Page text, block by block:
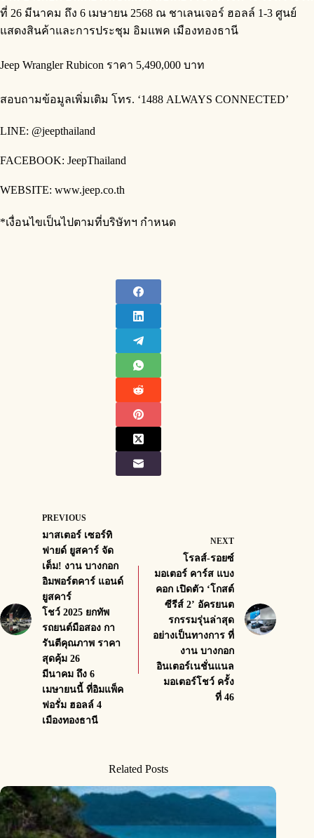
ที่ 26 มีนาคม ถึง 6 เมษายน 2568 ณ ชาเลนเจอร์ ฮอลล์ 1-3 ศูนย์
แสดงสินค้าและการประชุม อิมแพค เมืองทองธานี
Jeep Wrangler Rubicon ราคา 5,490,000 บาท
สอบถามข้อมูลเพิ่มเติม โทร. ‘1488 ALWAYS CONNECTED’
LINE: @jeepthailand
FACEBOOK: JeepThailand
WEBSITE: www.jeep.co.th
*เงื่อนไขเป็นไปตามที่บริษัทฯ กำหนด
PREVIOUS
มาสเตอร์ เซอร์ทิ
ฟายด์ ยูสคาร์ จัด
เต็ม! งาน บางกอก
อิมพอร์ตคาร์ แอนด์
ยูสคาร์
โชว์ 2025 ยกทัพ
รถยนต์มือสอง กา
รันตีคุณภาพ ราคา
สุดคุ้ม 26
มีนาคม ถึง 6
เมษายนนี้ ที่อิมแพ็ค
ฟอรั่ม ฮอลล์ 4
เมืองทองธานี
NEXT
โรลส์-รอยซ์
มอเตอร์ คาร์ส แบง
คอก เปิดตัว ‘โกสต์
ซีรีส์ 2’ อัครยนต
รกรรมรุ่นล่าสุด
อย่างเป็นทางการ ที่
งาน บางกอก
อินเตอร์เนชั่นแนล
มอเตอร์โชว์ ครั้ง
ที่ 46
Related Posts